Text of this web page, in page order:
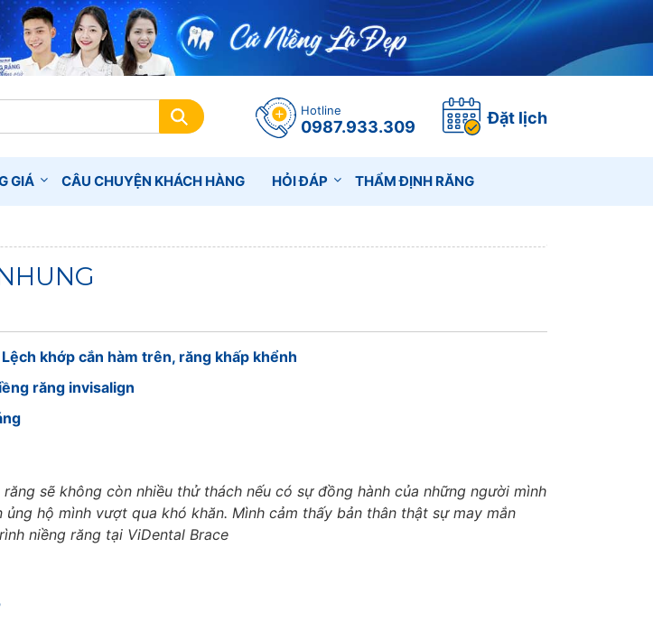
Hotline
0987.933.309 Đặt lịch
GIÁ CÂU CHUYỆN KHÁCH HÀNG HỎI ĐÁP THẨM ĐỊNH RĂNG
Lệch khớp cắn hàm trên, răng khấp khểnh
răng invisalign
sẽ không còn nhiều thử thách nếu có sự đồng hành của những người mình
ủng hộ mình vượt qua khó khăn. Mình cảm thấy bản thân thật sự may mắn
niềng răng tại ViDental Brace